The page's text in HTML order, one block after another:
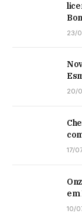
23/
20/
17/
em
10/